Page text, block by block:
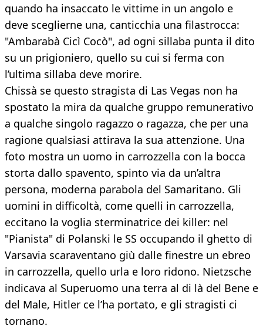
quando ha insaccato le vittime in un angolo e
deve sceglierne una, canticchia una filastrocca:
"Ambarabà Cicì Cocò", ad ogni sillaba punta il dito
su un prigioniero, quello su cui si ferma con
l’ultima sillaba deve morire.
Chissà se questo stragista di Las Vegas non ha
spostato la mira da qualche gruppo remunerativo
a qualche singolo ragazzo o ragazza, che per una
ragione qualsiasi attirava la sua attenzione. Una
foto mostra un uomo in carrozzella con la bocca
storta dallo spavento, spinto via da un’altra
persona, moderna parabola del Samaritano. Gli
uomini in difficoltà, come quelli in carrozzella,
eccitano la voglia sterminatrice dei killer: nel
"Pianista" di Polanski le SS occupando il ghetto di
Varsavia scaraventano giù dalle finestre un ebreo
in carrozzella, quello urla e loro ridono. Nietzsche
indicava al Superuomo una terra al di là del Bene e
del Male, Hitler ce l’ha portato, e gli stragisti ci
tornano.